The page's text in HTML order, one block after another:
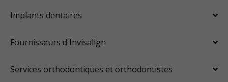
Implants dentaires
Fournisseurs d'Invisalign
Services orthodontiques et orthodontistes